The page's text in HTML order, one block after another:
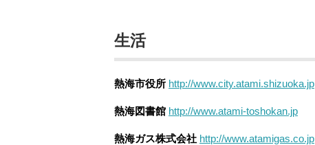
生活
熱海市役所 http://www.city.atami.shizuoka.jp
熱海図書館 http://www.atami-toshokan.jp
熱海ガス株式会社 http://www.atamigas.co.jp